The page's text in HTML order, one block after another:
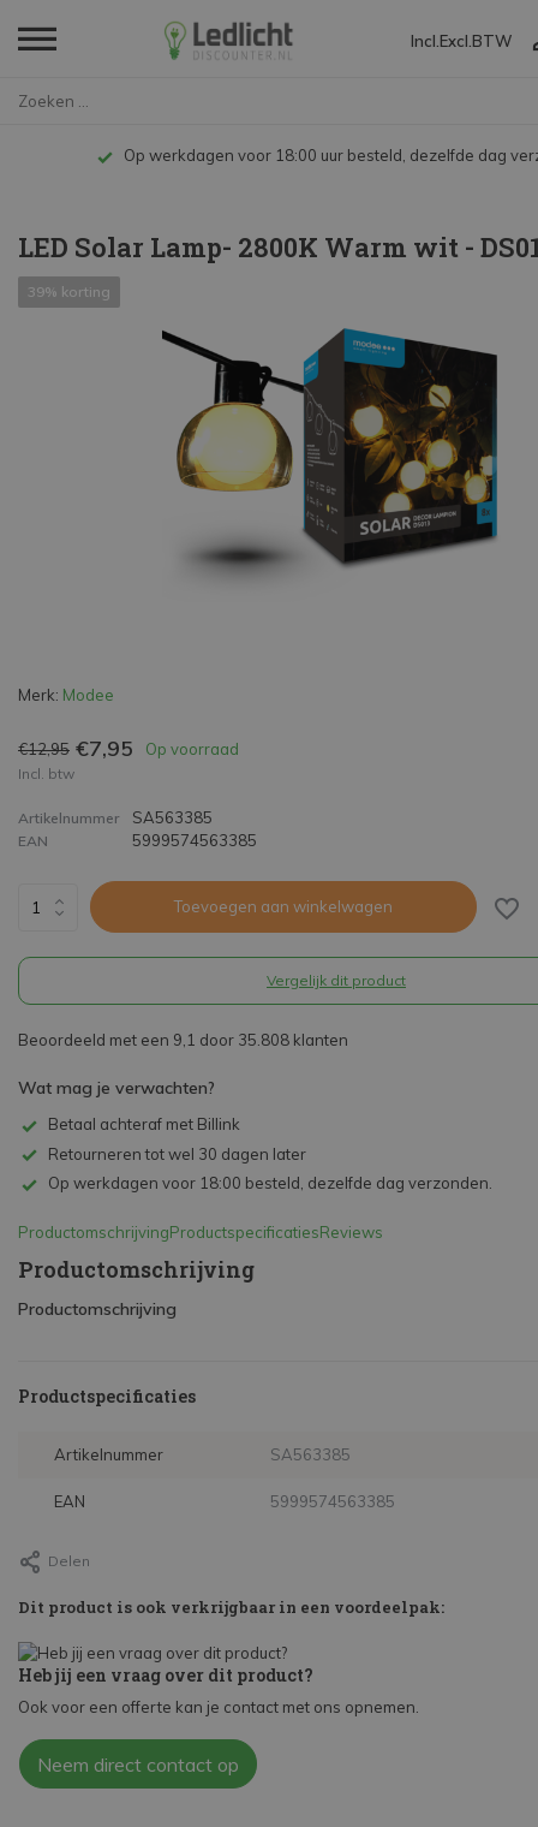
Incl. Excl. BTW
Op werkdagen voor 18:00 uur besteld, dezelfde dag
LED Solar Lamp- 2800K Warm wit -
39% korting
Merk: Modee
€12,95 €7,95 Op voorraad
Incl. btw
Artikelnummer SA563385
EAN 5999574563385
Toevoegen aan winkelwagen
Vergelijk dit product
Beoordeeld met een 9,1 door 35.808 klanten
Wat mag je verwachten?
Betaal achteraf met Billink
Retourneren tot wel 30 dagen later
Op werkdagen voor 18:00 besteld, dezelfde dag verzonden.
ProductomschrijvingProductspecificatiesReviews
Productomschrijving
Productomschrijving
Productspecificaties
Artikelnummer SA563385
EAN 5999574563385
Delen
Dit product is ook verkrijgbaar in een voordeelpak:
Heb jij een vraag over dit product?
Ook voor een offerte kan je contact met ons opnemen.
Neem direct contact op